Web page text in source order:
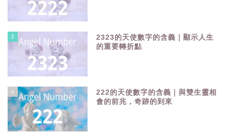
3
2323的天使數字的含義｜顯示人生
的重要轉折點
4
222的天使數字的含義｜與雙生靈相
會的前兆，奇跡的到來